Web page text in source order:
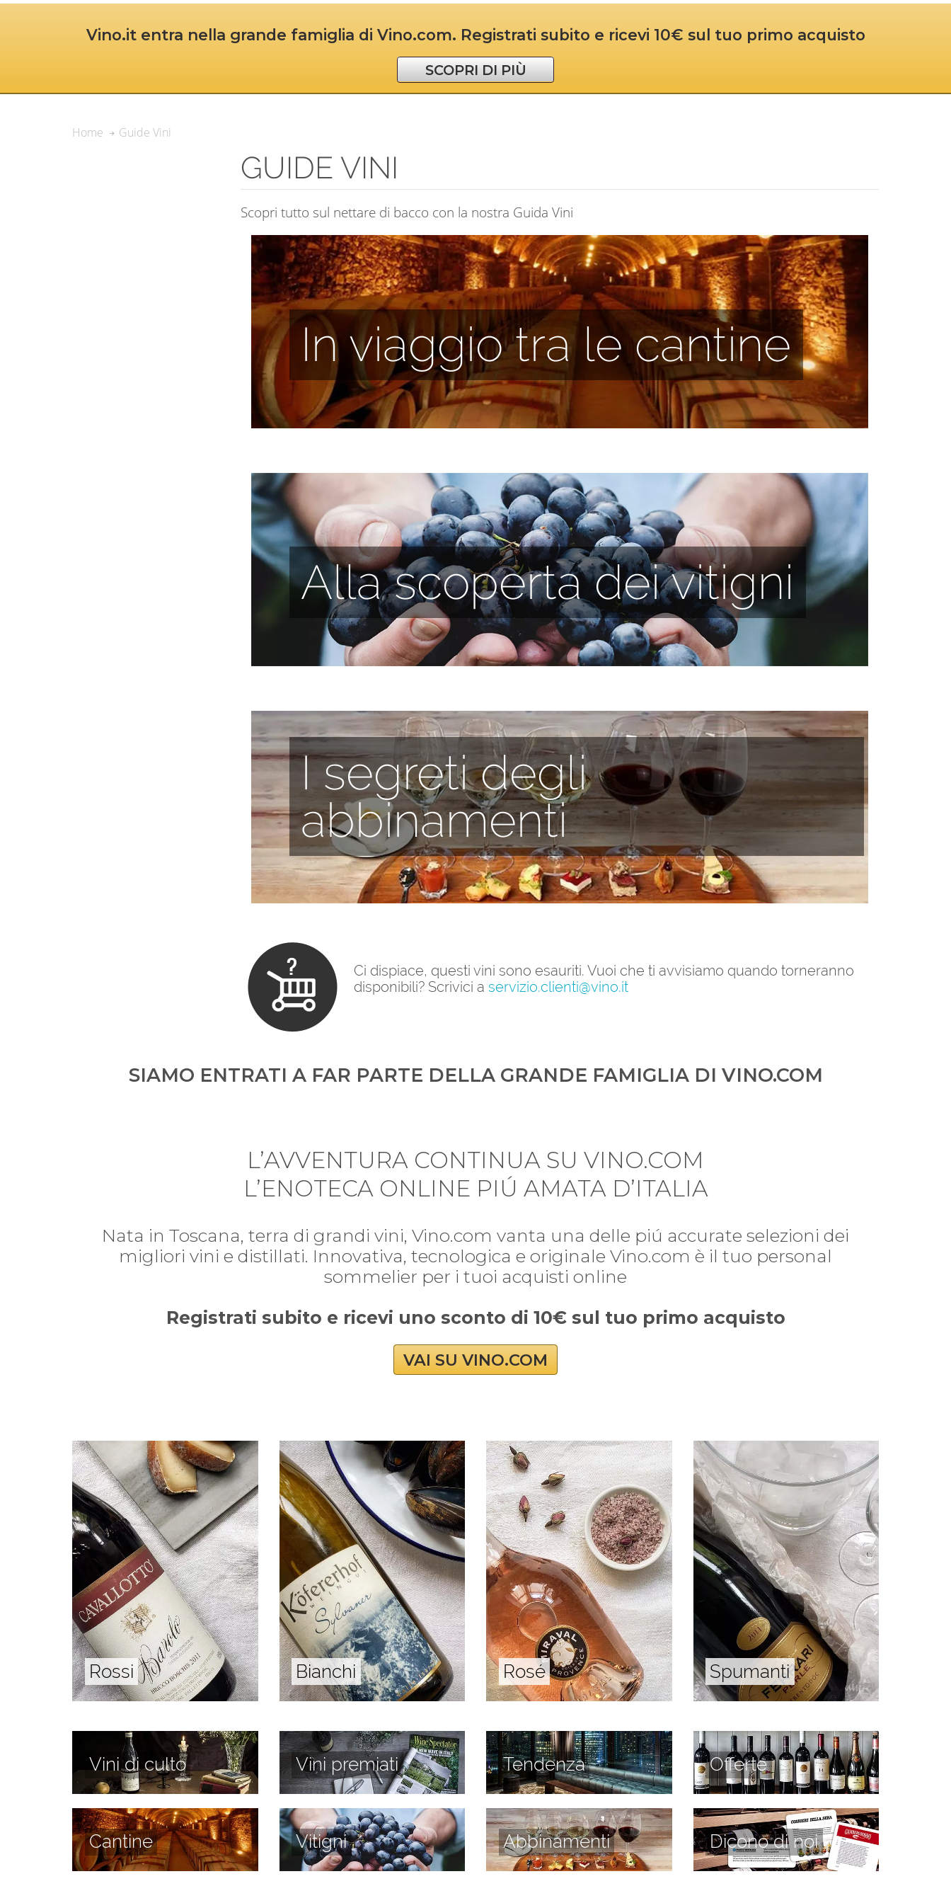
Vino.it entra nella grande famiglia di Vino.com. Registrati subito e ricevi 10€ sul tuo primo acquisto
SCOPRI DI PIÙ
Home Guide Vini
GUIDE VINI
Scopri tutto sul nettare di bacco con la nostra Guida Vini
In viaggio tra le cantine
Alla scoperta dei vitigni
I segreti degli
abbinamenti
Ci dispiace, questi vini sono esauriti. Vuoi che ti avvisiamo quando torneranno
disponibili? Scrivici a servizio.clienti@vino.it
SIAMO ENTRATI A FAR PARTE DELLA GRANDE FAMIGLIA DI VINO.COM
L’AVVENTURA CONTINUA SU VINO.COM
L’ENOTECA ONLINE PIÚ AMATA D’ITALIA
Nata in Toscana, terra di grandi vini, Vino.com vanta una delle piú accurate selezioni dei
migliori vini e distillati. Innovativa, tecnologica e originale Vino.com è il tuo personal
sommelier per i tuoi acquisti online
Registrati subito e ricevi uno sconto di 10€ sul tuo primo acquisto
VAI SU VINO.COM
Rossi Bianchi Rosé Spumanti
Vini di culto Vini premiati Tendenza Offerte
Cantine Vitigni Abbinamenti Dicono di noi